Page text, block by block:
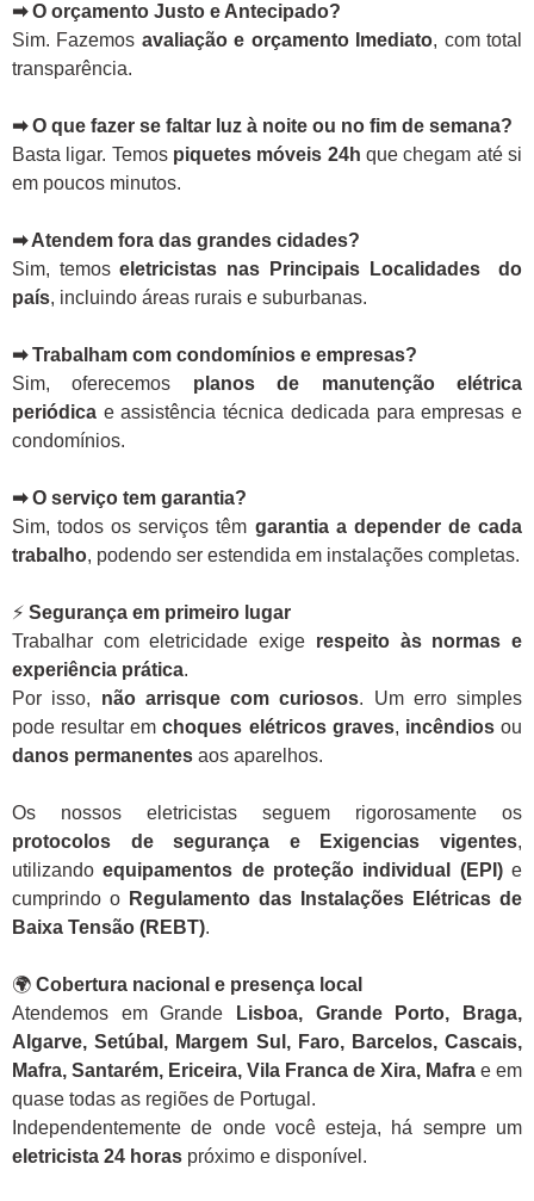
➡ O orçamento Justo e Antecipado?
Sim. Fazemos avaliação e orçamento Imediato, com total
transparência.
➡ O que fazer se faltar luz à noite ou no fim de semana?
Basta ligar. Temos piquetes móveis 24h que chegam até si
em poucos minutos.
➡ Atendem fora das grandes cidades?
Sim, temoseletricistas nas Principais Localidades do
país, incluindo áreas rurais e suburbanas.
➡ Trabalham com condomínios e empresas?
Sim, oferecemos planos de manutenção elétrica
periódica e assistência técnica dedicada para empresas e
condomínios.
➡ O serviço tem garantia?
Sim, todos os serviços têm garantia a depender de cada
trabalho, podendo ser estendida em instalações completas.
⚡ Segurança em primeiro lugar
Trabalhar com eletricidade exige respeito às normas e
experiência prática.
Por isso, não arrisque com curiosos. Um erro simples
pode resultar emchoques elétricos graves, incêndiosou
danos permanentes aos aparelhos.
Os nossos eletricistas seguem rigorosamente os
protocolos de segurança e Exigencias vigentes,
utilizandoequipamentos de proteção individual (EPI)e
cumprindo o Regulamento das Instalações Elétricas de
Baixa Tensão (REBT).
🌍 Cobertura nacional e presença local
Atendemos em Grande
Lisboa, Grande Porto, Braga,
Algarve, Setúbal, Margem Sul, Faro, Barcelos, Cascais,
Mafra, Santarém, Ericeira, Vila Franca de Xira, Mafra e em
quase todas as regiões de Portugal.
Independentemente de onde você esteja, há sempre um
eletricista 24 horas próximo e disponível.